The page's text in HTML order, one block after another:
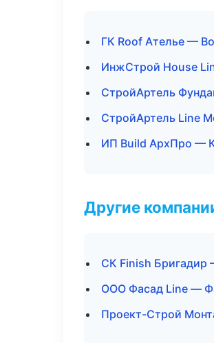
ГК Roof Ателье —
ИнжСтрой House
СтройАртель
СтройАртель Line
ИП Build АрхПро —
Другие
СК Finish Бригадир
ООО Фасад Line —
Проект-Строй